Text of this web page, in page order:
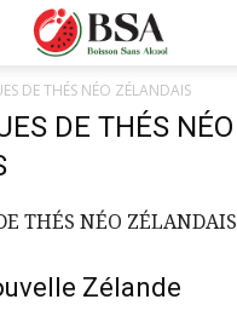
DE THÉS NÉO ZÉLANDAIS
DE THÉS NÉO
THÉS NÉO ZÉLANDAIS
Zélande